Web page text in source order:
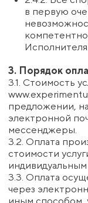
5. Форс-мажор
5.1. Стороны
полное или частичное
по настоящему
явилось следствием
непреодолимой силы
землетрясения,
беспорядки,
работе
сетей, действия
изменения
обстоятельства,
контроля Сторон.
5.3. Сторона, для
исполнения
мажора, обязана
течение 5 (пяти)
наступления таких
5.4. В случае
исполнения
время действия